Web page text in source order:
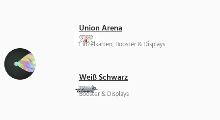
Union Arena
Einzelkarten, Booster & Displays
Weiß Schwarz
Booster & Displays